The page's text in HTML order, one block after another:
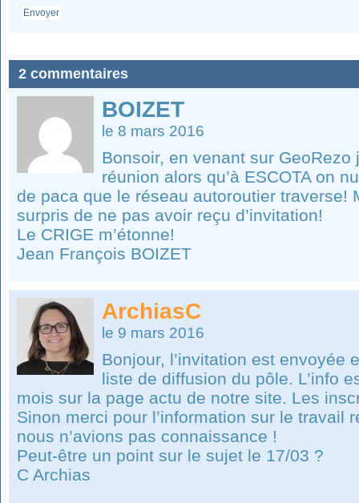
Envoyer
2 commentaires
BOIZET
le 8 mars 2016
Bonsoir, en venant sur GeoRezo
réunion alors qu’à ESCOTA on
de paca que le réseau autoroutier traverse!
surpris de ne pas avoir reçu d’invitation!
Le CRIGE m’étonne!
Jean François BOIZET
ArchiasC
le 9 mars 2016
Bonjour, l’invitation est envoyée
liste de diffusion du pôle. L’info
mois sur la page actu de notre site. Les
Sinon merci pour l’information sur le travail
nous n’avions pas connaissance !
Peut-être un point sur le sujet le 17/03 ?
C Archias